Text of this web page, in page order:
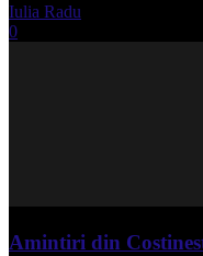
Iulia Radu
0
Amintiri din